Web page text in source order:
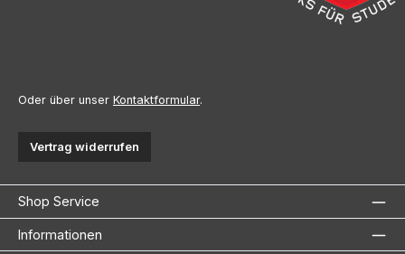
Oder über unser Kontaktformular.
Vertrag widerrufen
Shop Service
Informationen